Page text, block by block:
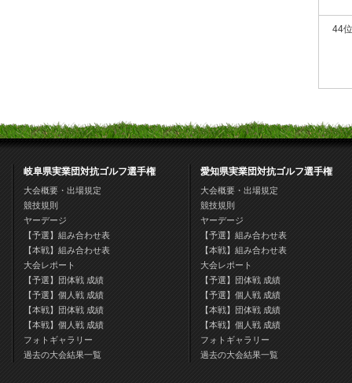
44位
岐阜県実業団対抗ゴルフ選手権
大会概要・出場規定
競技規則
ヤーデージ
【予選】組み合わせ表
【本戦】組み合わせ表
大会レポート
【予選】団体戦 成績
【予選】個人戦 成績
【本戦】団体戦 成績
【本戦】個人戦 成績
フォトギャラリー
過去の大会結果一覧
愛知県実業団対抗ゴルフ選手権
大会概要・出場規定
競技規則
ヤーデージ
【予選】組み合わせ表
【本戦】組み合わせ表
大会レポート
【予選】団体戦 成績
【予選】個人戦 成績
【本戦】団体戦 成績
【本戦】個人戦 成績
フォトギャラリー
過去の大会結果一覧